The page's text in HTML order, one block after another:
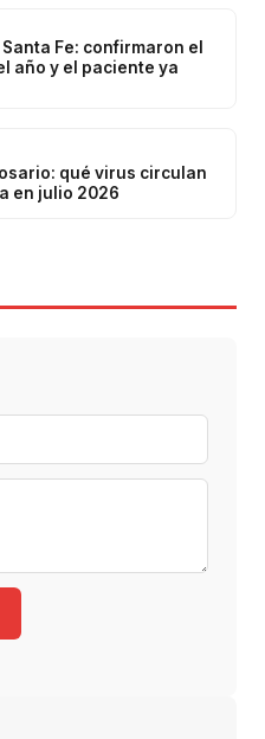
Fe: confirmaron el
año y el paciente ya
qué virus circulan
en julio 2026